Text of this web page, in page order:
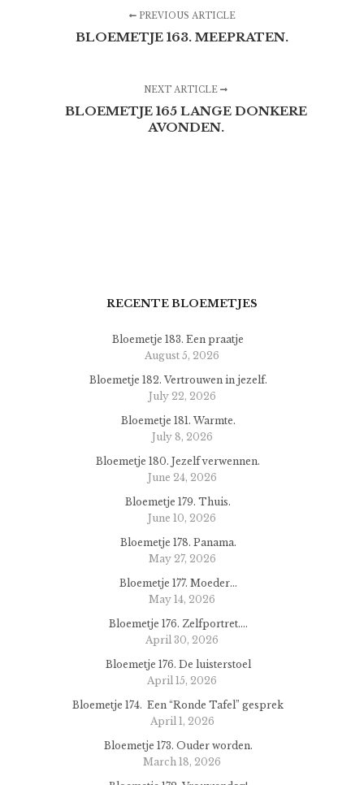
PREVIOUS ARTICLE
BLOEMETJE 163. MEEPRATEN.
NEXT ARTICLE
BLOEMETJE 165 LANGE DONKERE
AVONDEN.
RECENTE BLOEMETJES
Bloemetje 183. Een praatje
August 5, 2026
Bloemetje 182. Vertrouwen in jezelf.
July 22, 2026
Bloemetje 181. Warmte.
July 8, 2026
Bloemetje 180. Jezelf verwennen.
June 24, 2026
Bloemetje 179. Thuis.
June 10, 2026
Bloemetje 178. Panama.
May 27, 2026
Bloemetje 177. Moeder…
May 14, 2026
Bloemetje 176. Zelfportret….
April 30, 2026
Bloemetje 176. De luisterstoel
April 15, 2026
Bloemetje 174. Een “Ronde Tafel” gesprek
April 1, 2026
Bloemetje 173. Ouder worden.
March 18, 2026